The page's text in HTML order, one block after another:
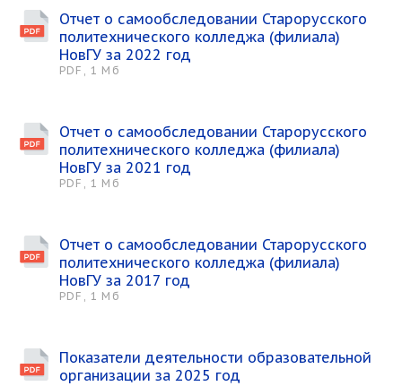
Отчет о самообследовании Старорусского
политехнического колледжа (филиала)
НовГУ за 2022 год
PDF, 1 Мб
Отчет о самообследовании Старорусского
политехнического колледжа (филиала)
НовГУ за 2021 год
PDF, 1 Мб
Отчет о самообследовании Старорусского
политехнического колледжа (филиала)
НовГУ за 2017 год
PDF, 1 Мб
Показатели деятельности образовательной
организации за 2025 год